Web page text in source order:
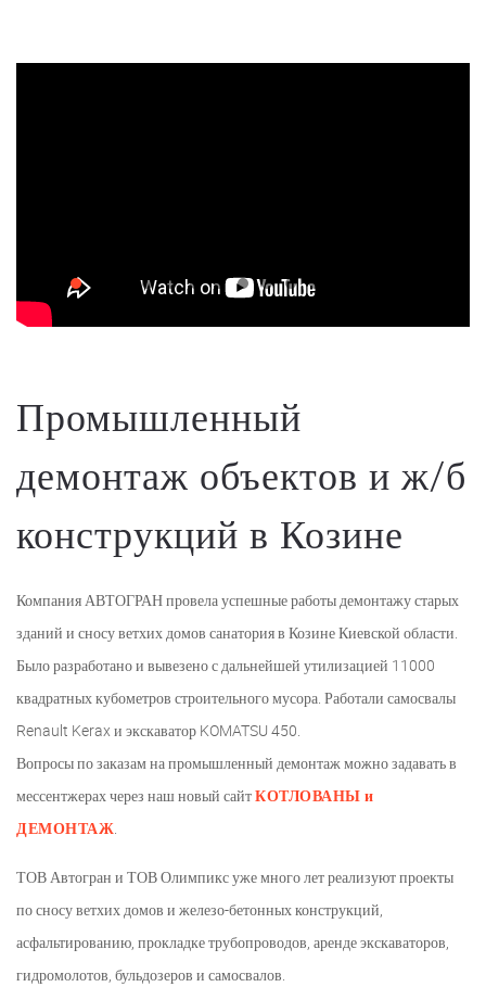
Промышленный
демонтаж объектов и ж/б
конструкций в Козине
Компания АВТОГРАН провела успешные работы демонтажу старых
зданий и сносу ветхих домов санатория в Козине Киевской области.
Было разработано и вывезено с дальнейшей утилизацией 11000
квадратных кубометров строительного мусора. Работали самосвалы
Renault Kerax и экскаватор KOMATSU 450.
Вопросы по заказам на промышленный демонтаж можно задавать в
мессентжерах через наш новый сайтКОТЛОВАНЫ и
ДЕМОНТАЖ.
ТОВ Автогран и ТОВ Олимпикс уже много лет реализуют проекты
по сносу ветхих домов и железо-бетонных конструкций,
асфальтированию, прокладке трубопроводов, аренде экскаваторов,
гидромолотов, бульдозеров и самосвалов.